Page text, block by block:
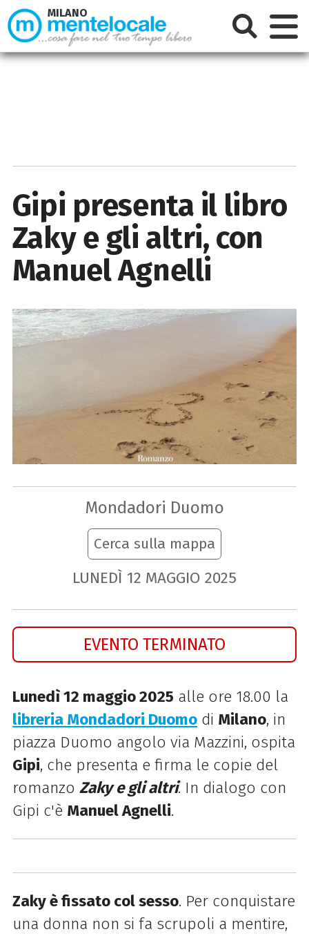
Gipi presenta il libro
Zaky e gli altri, con
Manuel Agnelli
Mondadori Duomo
Cerca sulla mappa
LUNEDÌ 12 MAGGIO 2025
EVENTO TERMINATO
Lunedì 12 maggio 2025 alle ore 18.00 la
libreria Mondadori Duomodi Milano, in
piazza Duomo angolo via Mazzini, ospita
Gipi, che presenta e firma le copie del
romanzo Zaky e gli altri. In dialogo con
Gipi c'è Manuel Agnelli.
Zaky è fissato col sesso. Per conquistare
una donna non si fa scrupoli a mentire,
MILANO